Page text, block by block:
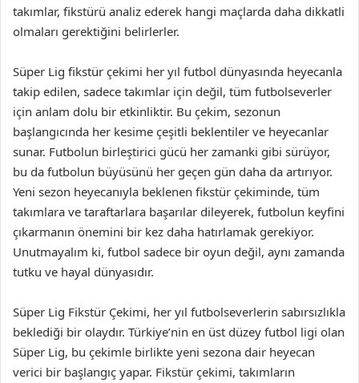
takımlar, fikstürü analiz ederek hangi maçlarda daha dikkatli
olmaları gerektiğini belirlerler.
Süper Lig fikstür çekimi her yıl futbol dünyasında heyecanla
takip edilen, sadece takımlar için değil, tüm futbolseverler
için anlam dolu bir etkinliktir. Bu çekim, sezonun
başlangıcında her kesime çeşitli beklentiler ve heyecanlar
sunar. Futbolun birleştirici gücü her zamanki gibi sürüyor,
bu da futbolun büyüsünü her geçen gün daha da artırıyor.
Yeni sezon heyecanıyla beklenen fikstür çekiminde, tüm
takımlara ve taraftarlara başarılar dileyerek, futbolun keyfini
çıkarmanın önemini bir kez daha hatırlamak gerekiyor.
Unutmayalım ki, futbol sadece bir oyun değil, aynı zamanda
tutku ve hayal dünyasıdır.
Süper Lig Fikstür Çekimi, her yıl futbolseverlerin sabırsızlıkla
beklediği bir olaydır. Türkiye’nin en üst düzey futbol ligi olan
Süper Lig, bu çekimle birlikte yeni sezona dair heyecan
verici bir başlangıç yapar. Fikstür çekimi, takımların